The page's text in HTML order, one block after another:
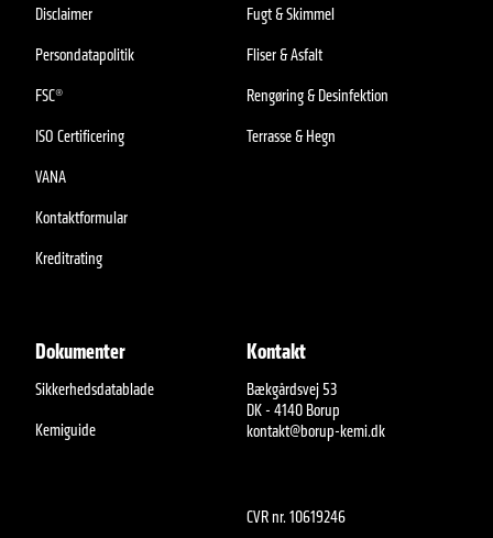
Disclaimer
Persondatapolitik
FSC®
ISO Certificering
VANA
Kontaktformular
Kreditrating
Fugt & Skimmel
Fliser & Asfalt
Rengøring & Desinfektion
Terrasse & Hegn
Dokumenter
Sikkerhedsdatablade
Kemiguide
Kontakt
Bækgårdsvej 53
DK - 4140 Borup
kontakt@borup-kemi.dk
CVR nr. 10619246